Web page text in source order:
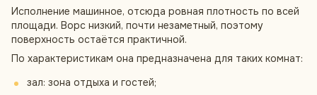
Исполнение машинное, отсюда ровная плотность по всей
площади. Ворс низкий, почти незаметный, поэтому
поверхность остаётся практичной.
По характеристикам она предназначена для таких комнат:
зал: зона отдыха и гостей;